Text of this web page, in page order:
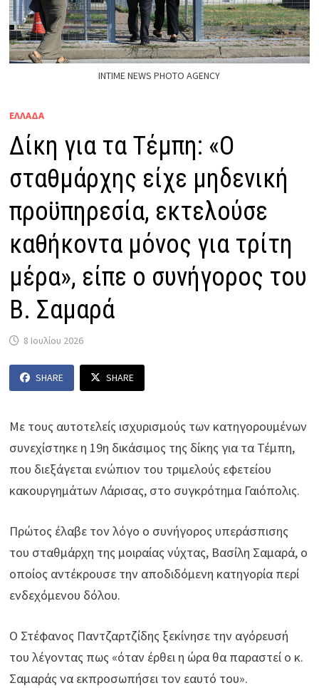
INTIME NEWS PHOTO AGENCY
ΕΛΛΑΔΑ
Δίκη για τα Τέμπη: «Ο
σταθμάρχης είχε μηδενική
προϋπηρεσία, εκτελούσε
καθήκοντα μόνος για τρίτη
μέρα», είπε ο συνήγορος του
Β. Σαμαρά
8 Ιουλίου 2026
SHARE SHARE
Με τους αυτοτελείς ισχυρισμούς των κατηγορουμένων
συνεχίστηκε η 19η δικάσιμος της δίκης για τα Τέμπη,
που διεξάγεται ενώπιον του τριμελούς εφετείου
κακουργημάτων Λάρισας, στο συγκρότημα Γαιόπολις.
Πρώτος έλαβε τον λόγο ο συνήγορος υπεράσπισης
του σταθμάρχη της μοιραίας νύχτας, Βασίλη Σαμαρά, ο
οποίος αντέκρουσε την αποδιδόμενη κατηγορία περί
ενδεχόμενου δόλου.
Ο Στέφανος Παντζαρτζίδης ξεκίνησε την αγόρευσή
του λέγοντας πως «όταν έρθει η ώρα θα παραστεί ο κ.
Σαμαράς να εκπροσωπήσει τον εαυτό του».